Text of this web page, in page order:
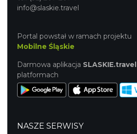
info@slaskie.travel
Portal powstał w ramach projektu
Mobilne Śląskie
Darmowa aplikacja SLASKIE.travel
platformach
NASZE SERWISY